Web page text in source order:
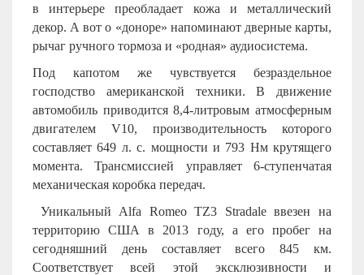
в интерьере преобладает кожа и металлический
декор. А вот о «доноре» напоминают дверные карты,
рычаг ручного тормоза и «родная» аудиосистема.
Под капотом же чувствуется безраздельное
господство американской техники. В движение
автомобиль приводится 8,4-литровым атмосферным
двигателем V10, производительность которого
составляет 649 л. с. мощности и 793 Нм крутящего
момента. Трансмиссией управляет 6-ступенчатая
механическая коробка передач.
Уникальный Alfa Romeo TZ3 Stradale ввезен на
территорию США в 2013 году, а его пробег на
сегодняшний день составляет всего 845 км.
Соответствует всей этой эксклюзивности и